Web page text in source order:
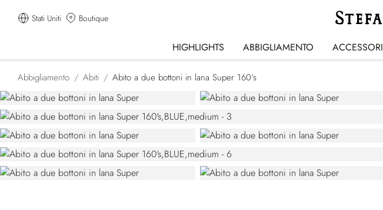
Stati Uniti Boutique
HIGHLIGHTS ABBIGLIAMENTO ACCESSORI
Abbigliamento Abiti Abito a due bottoni in lana Super 160's